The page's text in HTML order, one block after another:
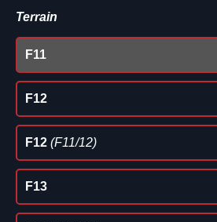
Terrain
F11
F12
F12 (F11/12)
F13